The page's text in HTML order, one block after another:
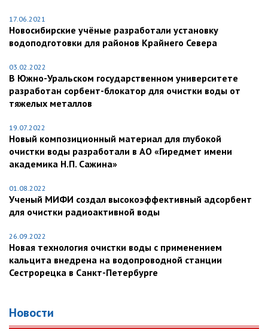
17.06.2021
Новосибирские учёные разработали установку
водоподготовки для районов Крайнего Севера
03.02.2022
В Южно-Уральском государственном университете
разработан сорбент-блокатор для очистки воды от
тяжелых металлов
19.07.2022
Новый композиционный материал для глубокой
очистки воды разработали в АО «Гиредмет имени
академика Н.П. Сажина»
01.08.2022
Ученый МИФИ создал высокоэффективный адсорбент
для очистки радиоактивной воды
26.09.2022
Новая технология очистки воды с применением
кальцита внедрена на водопроводной станции
Сестрорецка в Санкт-Петербурге
Новости